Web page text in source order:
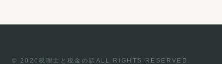
© 2026税理士と税金の話 ALL RIGHTS RESERVED.